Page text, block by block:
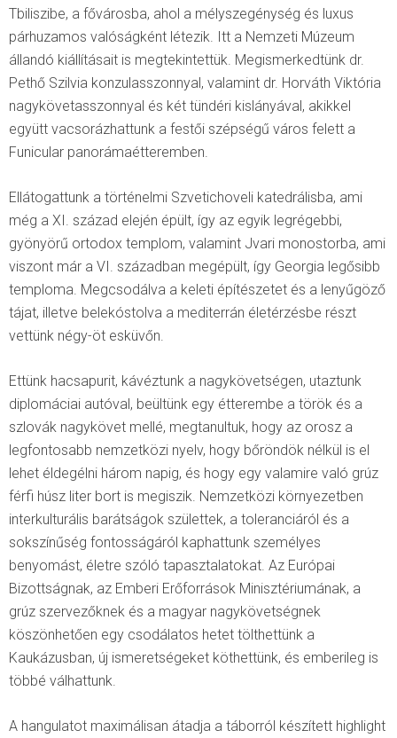
Tbiliszibe, a fővárosba, ahol a mélyszegénység és luxus
párhuzamos valóságként létezik. Itt a Nemzeti Múzeum
állandó kiállításait is megtekintettük. Megismerkedtünk dr.
Pethő Szilvia konzulasszonnyal, valamint dr. Horváth Viktória
nagykövetasszonnyal és két tündéri kislányával, akikkel
együtt vacsorázhattunk a festői szépségű város felett a
Funicular panorámaétteremben.
Ellátogattunk a történelmi Szvetichoveli katedrálisba, ami
még a XI. század elején épült, így az egyik legrégebbi,
gyönyörű ortodox templom, valamint Jvari monostorba, ami
viszont már a VI. században megépült, így Georgia legősibb
temploma. Megcsodálva a keleti építészetet és a lenyűgöző
tájat, illetve belekóstolva a mediterrán életérzésbe részt
vettünk négy-öt esküvőn.
Ettünk hacsapurit, kávéztunk a nagykövetségen, utaztunk
diplomáciai autóval, beültünk egy étterembe a török és a
szlovák nagykövet mellé, megtanultuk, hogy az orosz a
legfontosabb nemzetközi nyelv, hogy bőröndök nélkül is el
lehet éldegélni három napig, és hogy egy valamire való grúz
férfi húsz liter bort is megiszik. Nemzetközi környezetben
interkulturális barátságok születtek, a toleranciáról és a
sokszínűség fontosságáról kaphattunk személyes
benyomást, életre szóló tapasztalatokat. Az Európai
Bizottságnak, az Emberi Erőforrások Minisztériumának, a
grúz szervezőknek és a magyar nagykövetségnek
köszönhetően egy csodálatos hetet tölthettünk a
Kaukázusban, új ismeretségeket köthettünk, és emberileg is
többé válhattunk.
A hangulatot maximálisan átadja a táborról készített highlight